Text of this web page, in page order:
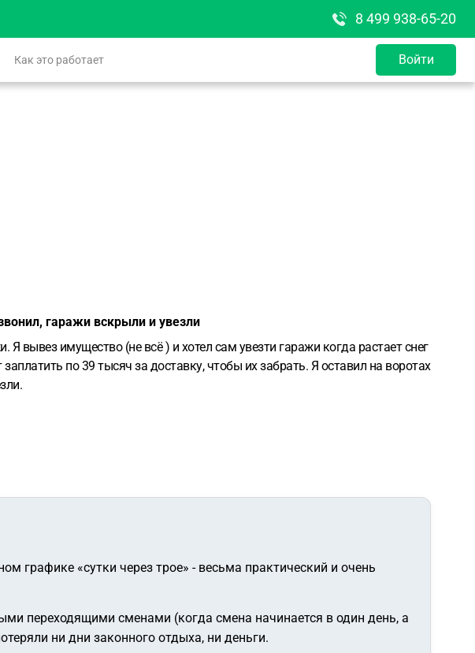
8 499 938-65-20
Как это работает Войти
гаражи вскрыли и увезли
вывез имущество (не всё ) и хотел сам увезти гаражи когда растает снег
по 39 тысяч за доставку, чтобы их забрать. Я оставил на воротах
графике «сутки через трое» - весьма практический и очень
переходящими сменами (когда смена начинается в один день, а
ни дни законного отдыха, ни деньги.